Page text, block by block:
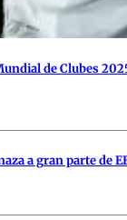
de Clubes
a gran parte de